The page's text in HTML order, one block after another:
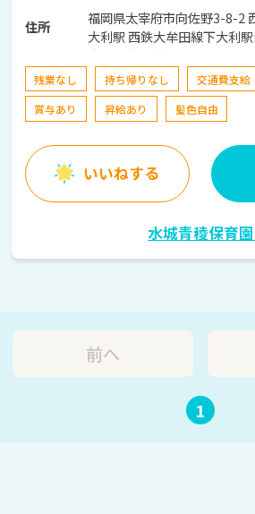
住所
福岡県太宰府市向佐野3-8-2 西鉄天神大牟田線 下
大利駅 西鉄大牟田線下大利
府西小学校前」下車徒歩約8分
残業なし 持ち帰りなし 交通費支給
賞与あり
昇給あり 髪色自由
いいねする
水城青稜保育
前へ
1